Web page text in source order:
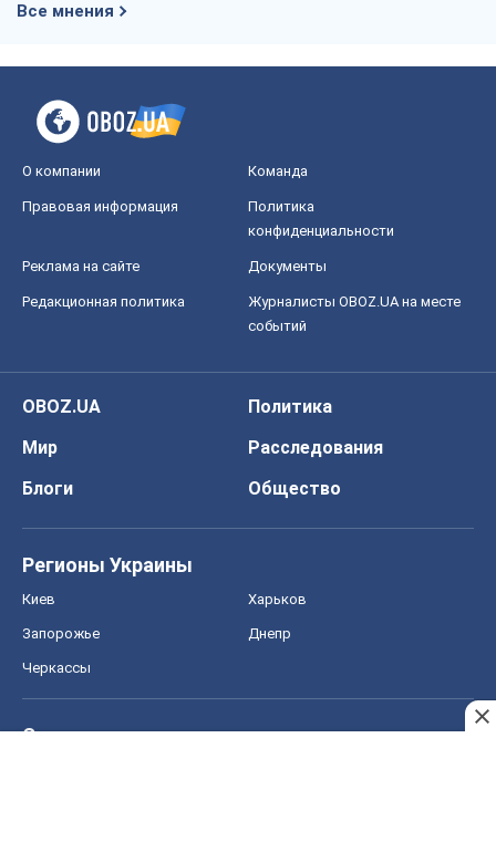
Все мнения
О компании Команда
Правовая информация
Политика
конфиденциальности
Реклама на сайте Документы
Редакционная политика
Журналисты OBOZ.UA на месте
событий
OBOZ.UA
Политика
Мир
Расследования
Блоги
Общество
Регионы Украины
Киев Харьков
Запорожье Днепр
Черкассы
Спорт